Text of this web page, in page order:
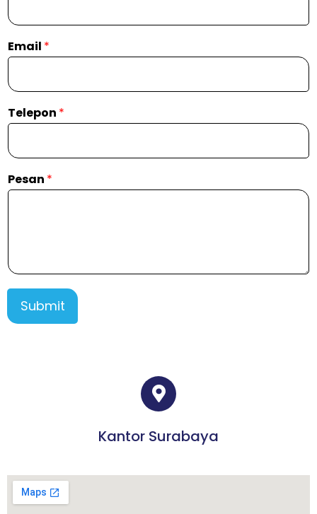
Email *
Telepon *
Pesan *
Submit
Kantor Surabaya